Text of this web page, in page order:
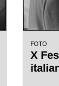
FOTO
X